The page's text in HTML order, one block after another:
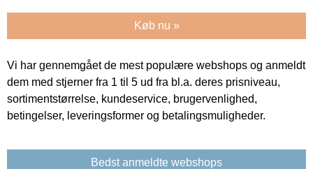
Køb nu »
Vi har gennemgået de mest populære webshops og anmeldt
dem med stjerner fra 1 til 5 ud fra bl.a. deres prisniveau,
sortimentstørrelse, kundeservice, brugervenlighed,
betingelser, leveringsformer og betalingsmuligheder.
Bedst anmeldte webshops